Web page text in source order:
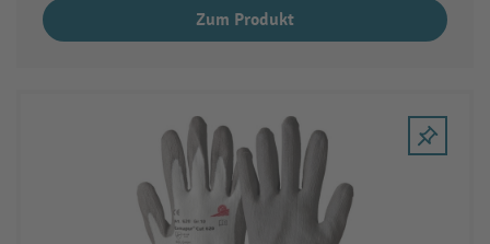
Zum Produkt